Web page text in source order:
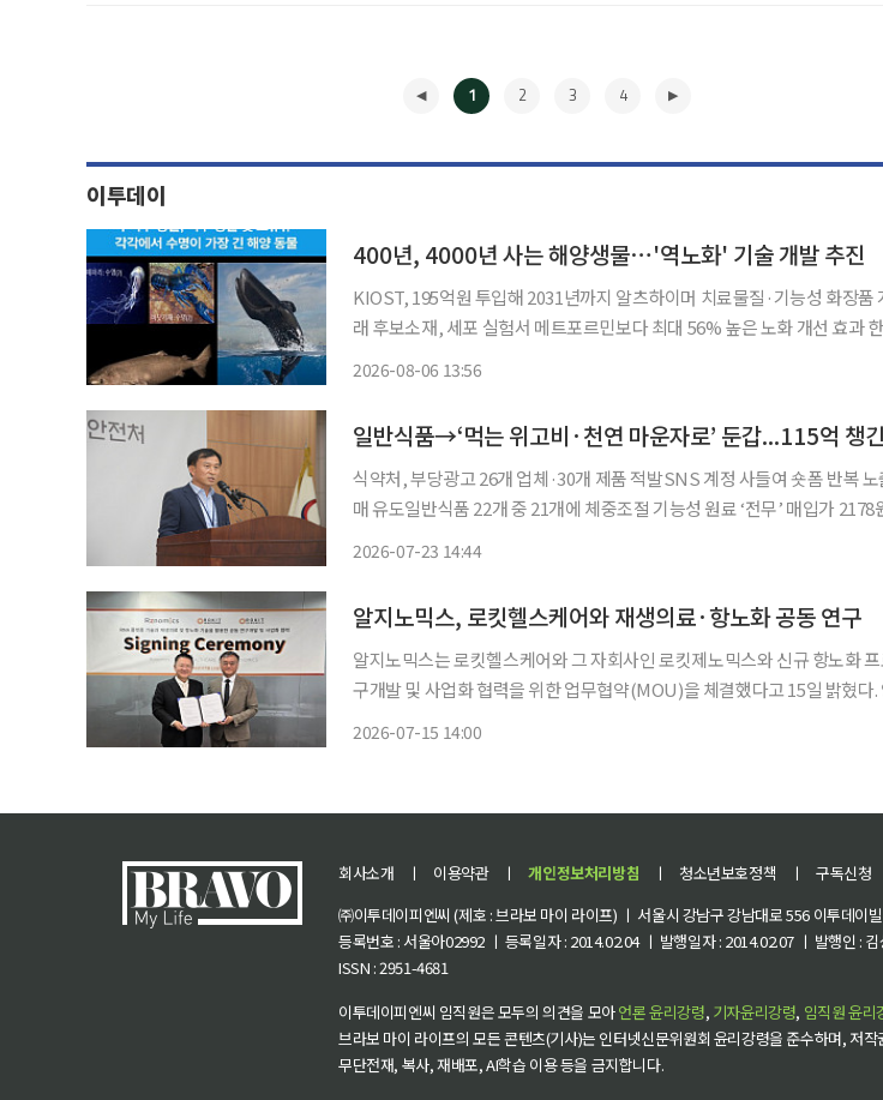
1 2 3 4
이투데이
400년, 4000년 사는 해양생물⋯'역노화' 기술 개발 추진
KIOST, 195억원 투입해 2031년까지 알츠하이머 치료물질·기능성 화장품
래 후보소재, 세포 실험서 메트포르민보다 최대 56% 높은 노화 개선 효과 한국해양과학기술
2026-08-06 13:56
식약처, 부당광고 26개 업체·30개 제품 적발SNS 계정 사들여 숏폼 반복
매 유도일반식품 22개 중 21개에 체중조절 기능성 원료 ‘전무’ 매입가 2178원짜리 일반식품
2026-07-23 14:44
알지노믹스, 로킷헬스케어와 재생의료·항노화 공동 연구
알지노믹스는 로킷헬스케어와 그 자회사인 로킷제노믹스와 신규 항노화
구개발 및 사업화 협력을 위한 업무협약(MOU)을 체결했다고 15일 밝혔다. 양사는 알지노믹
2026-07-15 14:00
회사소개 ㅣ 이용약관 ㅣ 개인정보처리방침 ㅣ 청소년보호정책 ㅣ 구독신청
㈜이투데이피엔씨 (제호 : 브라보 마이 라이프) ㅣ 서울시 강남구 강남대로 556 이투데
등록번호 : 서울아02992 ㅣ 등록일자 : 2014.02.04 ㅣ 발행일자 : 2014.02.07 ㅣ 발행인 :
ISSN : 2951-4681
이투데이피엔씨 임직원은 모두의 의견을 모아언론 윤리강령, 기자윤리강령, 임직원 윤리
브라보 마이 라이프의 모든 콘텐츠(기사)는 인터넷신문위원회 윤리강령을 준수하며, 저작
무단전재, 복사, 재배포, AI학습 이용 등을 금지합니다.